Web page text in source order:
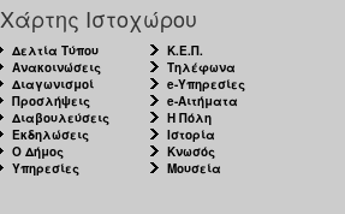
Χάρτης Ιστοχώρου
Δελτία Τύπου
Ανακοινώσεις
Διαγωνισμοί
Προσλήψεις
Διαβουλεύσεις
Εκδηλώσεις
Ο Δήμος
Υπηρεσίες
Κ.Ε.Π.
Τηλέφωνα
e-Υπηρεσίες
e-Αιτήματα
Η Πόλη
Ιστορία
Κνωσός
Μουσεία